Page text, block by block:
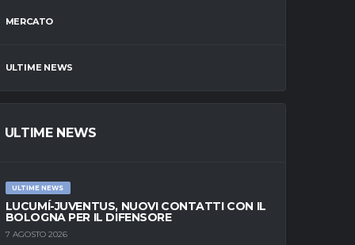
MERCATO
ULTIME NEWS
ULTIME NEWS
ULTIME NEWS
LUCUMÍ-JUVENTUS, NUOVI CONTATTI CON IL
BOLOGNA PER IL DIFENSORE
7 AGOSTO 2026